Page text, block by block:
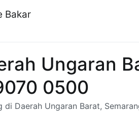
Bakar
Ungaran
0500
Daerah Ungaran Barat,